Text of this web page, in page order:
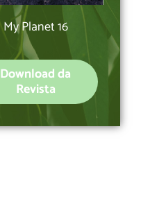
My Planet 16
Download da
Revista